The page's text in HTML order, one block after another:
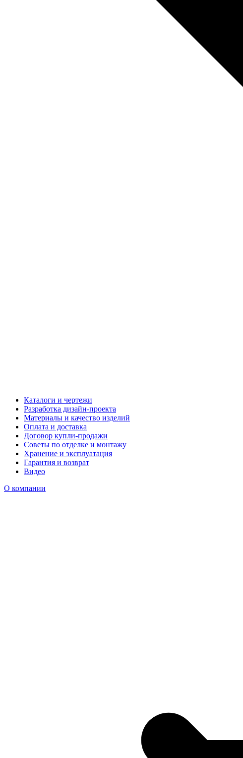
Каталоги и чертежи
Разработка дизайн-проекта
Материалы и качество изделий
Оплата и доставка
Договор купли-продажи
Советы по отделке и монтажу
Хранение и эксплуатация
Гарантия и возврат
Видео
О компании